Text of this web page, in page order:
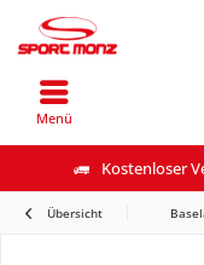
Kostenloser
Menü
Übersicht